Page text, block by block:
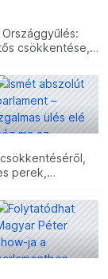
csökkentése,
perek,